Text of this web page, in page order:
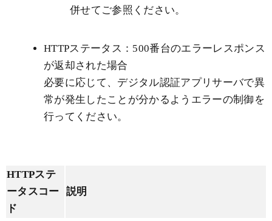
併せてご参照ください。
HTTPステータス：500番台のエラーレスポンス
が返却された場合
必要に応じて、デジタル認証アプリサーバで異
常が発生したことが分かるようエラーの制御を
行ってください。
HTTPステ
ータスコー
ド
説明